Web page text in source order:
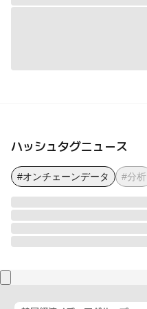
ハッシュタグニュース
#オンチェーンデータ #分析